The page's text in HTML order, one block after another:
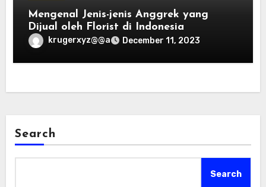
Mengenal Jenis-jenis Anggrek yang
Dijual oleh Florist di Indonesia
krugerxyz@@a December 11, 2023
Search
Search